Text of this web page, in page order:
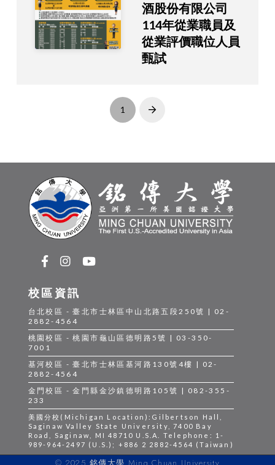
酒股份有限公司
114年從業職員及
從業評價職位人員
甄試
1 Next
校區資訊
台北校區 - 臺北市士林區中山北路五段250號 | 02-
2882-4564
桃園校區 - 桃園市龜山區德明路5號 | 03-350-
7001
基河校區 - 臺北市士林區基河路130號4樓 | 02-
2882-4564
金門校區 - 金門縣金沙鎮德明路105號 | 082-355-
233
美國分校(Michigan Location):Gilbertson Hall,
Saginaw Valley State University, 7400 Bay
Road, Saginaw, MI 48710 U.S.A. Telephone: 1-
989-964-2497 (U.S.); +886 2 2882-4564 (Taiwan)
© 2025 銘傳大學 Ming Chuan University